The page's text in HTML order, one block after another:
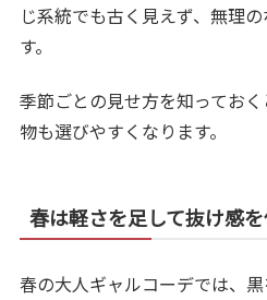
じ系統でも古く見えず、無理
す。
季節ごとの見せ方を知ってお
物も選びやすくなります。
春は軽さを足して抜け感
春の大人ギャルコーデでは、